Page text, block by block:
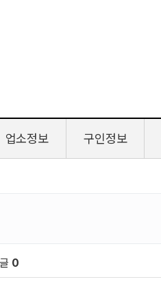
업소정보 구인정보
문의 및 댓글
0